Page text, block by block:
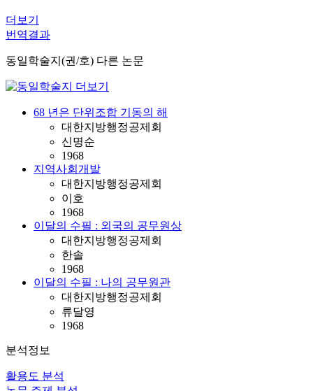
더보기
번역결과
동일학술지(권/호) 다른 논문
68 년은 단위조합 기동의 해
대한지방행정공제회
신명순
1968
지역사회개발
대한지방행정공제회
이호
1968
이달의 수필 : 외국의 공무원상
대한지방행정공제회
한솔
1968
이달의 수필 : 나의 공무원관
대한지방행정공제회
류달영
1968
분석정보
활용도 분석